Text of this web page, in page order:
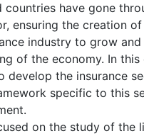
have gone
ensuring the creation
industry to grow and
of the economy. In
develop the insurance
specific to this
on the study of the